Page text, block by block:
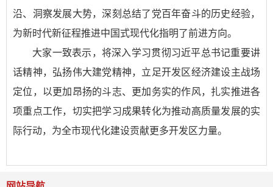
沿、洞察发展大势，深刻总结了党百年奋斗的历史经验，
为新时代新征程推进中国式现代化指明了前进方向。
大家一致表示，将深入学习贯彻习近平总书记重要讲
话精神，弘扬伟大建党精神，立足开发区经济建设主战场
定位，以更加昂扬的斗志、更加务实的作风，扎实推进各
项重点工作，切实把学习成果转化为推动高质量发展的实
际行动，为全市现代化建设贡献更多开发区力量。